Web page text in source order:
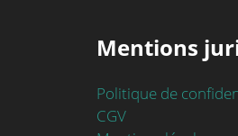
Mentions
Politique de
CGV